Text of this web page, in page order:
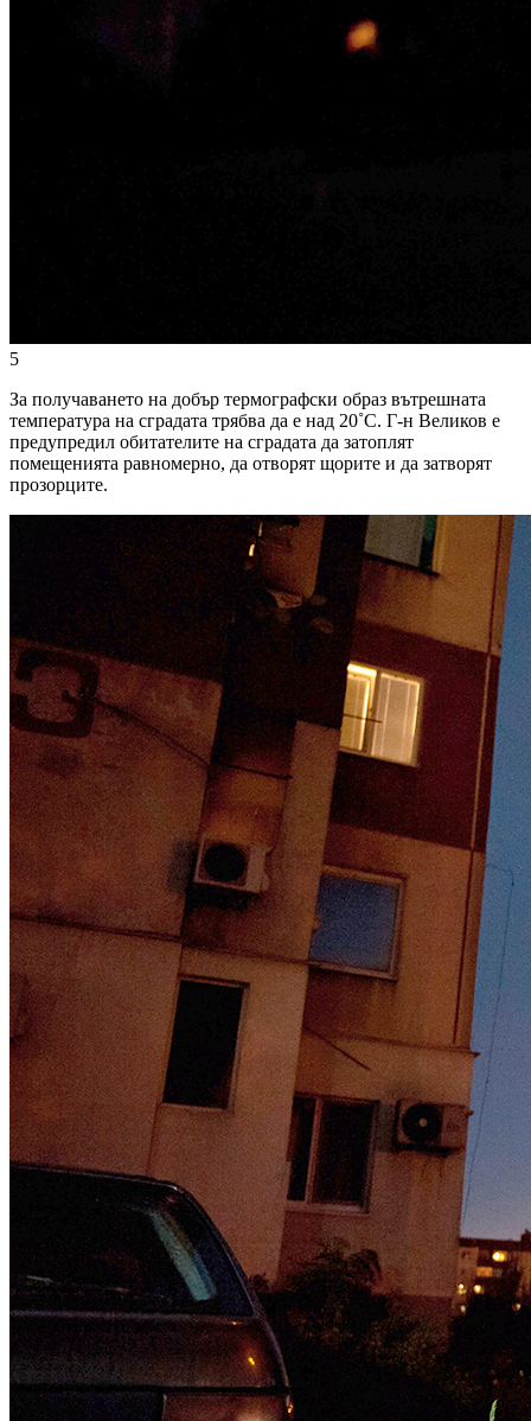
5
За получаването на добър термографски образ вътрешната
температура на сградата трябва да е над 20˚C. Г-н Великов е
предупредил обитателите на сградата да затоплят
помещенията равномерно, да отворят щорите и да затворят
прозорците.